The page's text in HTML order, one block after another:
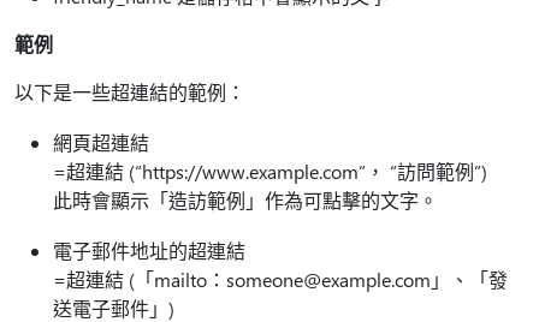
範例
以下是一些超連結的範例：
網頁超連結
=超連結 (“https://www.example.com”， “訪問範例”)
此時會顯示「造訪範例」作為可點擊的文字。
電子郵件地址的超連結
=超連結 (「mailto：someone@example.com」、「發
送電子郵件」)